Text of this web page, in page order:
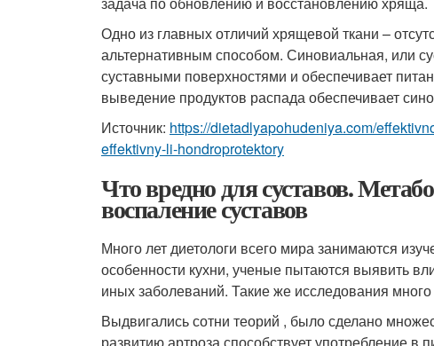
Одно из главных отличий хрящевой ткани –
альтернативным способом. Синовиальная, или
суставными поверхностями и обеспечивает
выведение продуктов распада обеспечивает
Источник: https://dietadlyapohudeniya.com/
effektivny-li-hondroprotektory
Что вредно для суставов.
воспаление суставов
Много лет диетологи всего мира занимаются
особенности кухни, ученые пытаются выявить
иных заболеваний. Такие же исследования
Выдвигались сотни теорий , было сделано